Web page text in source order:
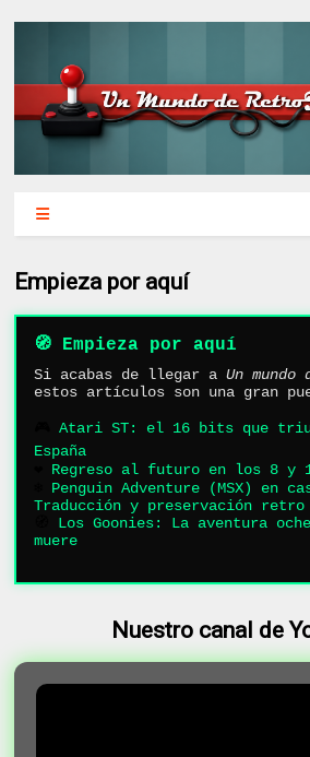
Empieza por aquí
🧭 Empieza por aquí
Si acabas de llegar aUn
estos artículos son una gran
🎮Atari ST: el 16 bits que
España
Regreso al futuro en los 8 y
Penguin Adventure (MSX) en
Traducción y preservación retro
Los Goonies: La aventura
muere
Nuestro canal de